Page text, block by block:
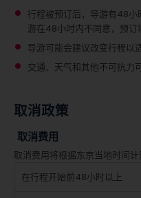
行程被预订后，导游有48
游在48小时内不同意，预订
导游可能会建议改变行程以
交通、天气和其他不可抗力
取消政策
取消费用
取消费用将根据东京当地时间计
在行程开始前48小时以上